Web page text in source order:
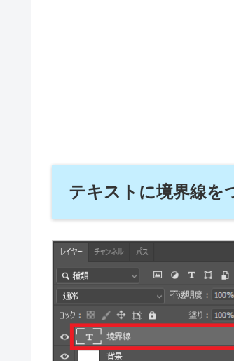
テキストに境界線を